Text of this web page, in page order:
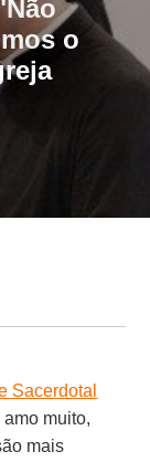
o
Sacerdotal
amo muito,
mais